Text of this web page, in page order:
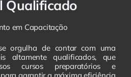
Qualificado
em Capacitação
orgulha de contar com uma
altamente qualificados, que
cursos preparatórios e